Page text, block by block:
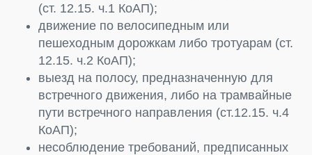
(ст. 12.15. ч.1 КоАП);
движение по велосипедным или
пешеходным дорожкам либо тротуарам (ст.
12.15. ч.2 КоАП);
выезд на полосу, предназначенную для
встречного движения, либо на трамвайные
пути встречного направления (ст.12.15. ч.4
КоАП);
несоблюдение требований, предписанных